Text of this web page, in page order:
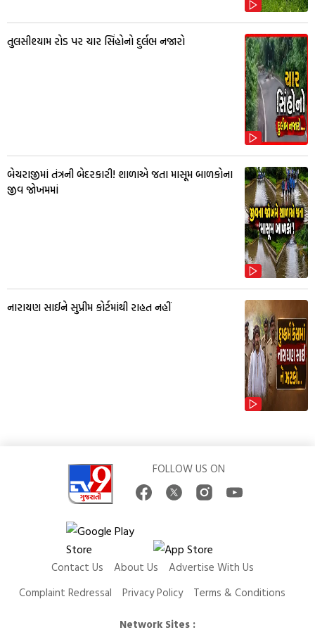
તુલસીશ્યામ રોડ પર ચાર સિંહોનો દુર્લભ નજારો
બેચરાજીમાં તંત્રની બેદરકારી! શાળાએ જતા માસૂમ બાળકોના
જીવ જોખમમાં
નારાયણ સાઈને સુપ્રીમ કોર્ટમાંથી રાહત નહીં
FOLLOW US ON
Contact Us About Us
Advertise With Us
Complaint Redressal
Privacy Policy
Terms & Conditions
Network Sites :